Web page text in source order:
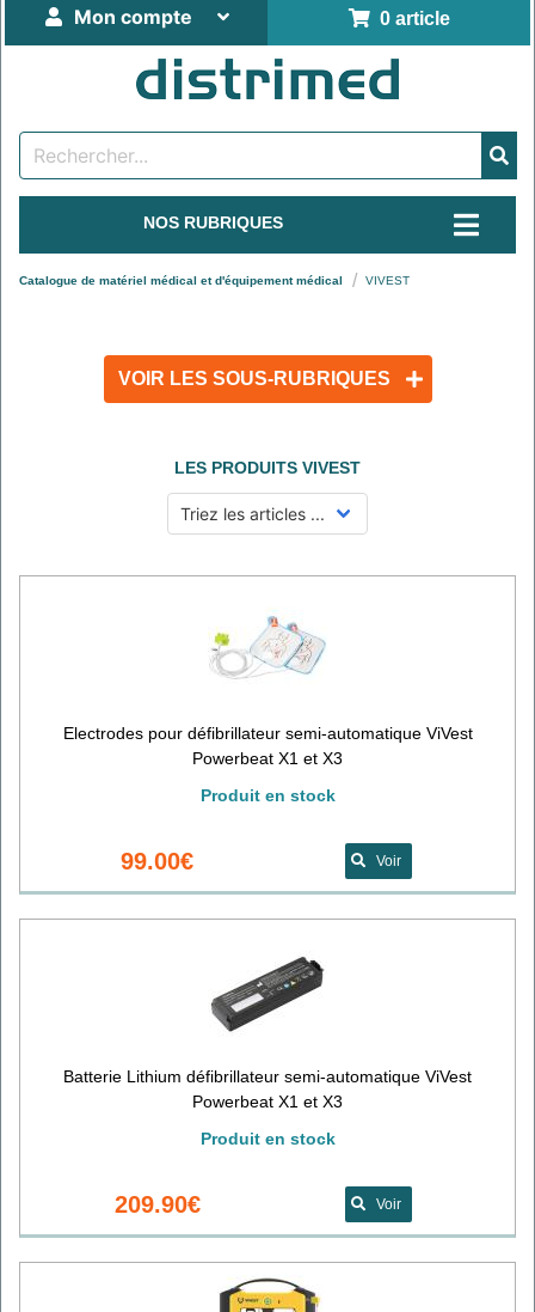
0 article
Mon compte
NOS RUBRIQUES
Catalogue de matériel médical et d'équipement médical VIVEST
VOIR LES SOUS-RUBRIQUES
LES PRODUITS VIVEST
Electrodes pour défibrillateur semi-automatique ViVest
Powerbeat X1 et X3
Produit en stock
99.00€ Voir
Batterie Lithium défibrillateur semi-automatique ViVest
Powerbeat X1 et X3
Produit en stock
209.90€ Voir